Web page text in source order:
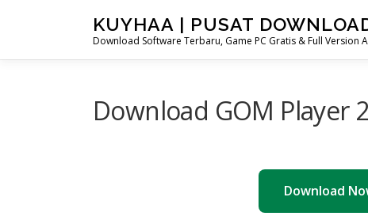
KUYHAA | PUSAT
Download Software Terbaru, Game PC Gratis & Full Version
Download GOM Player
Download